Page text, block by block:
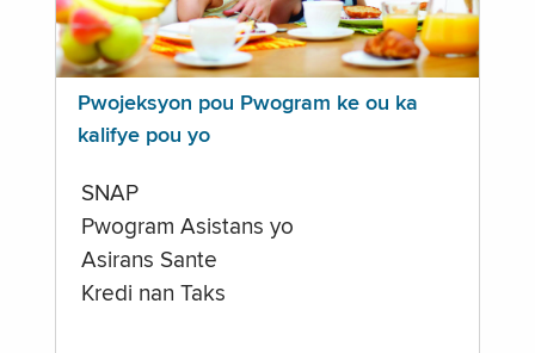
Pwojeksyon pou Pwogram ke ou ka
kalifye pou yo
SNAP
Pwogram Asistans yo
Asirans Sante
Kredi nan Taks